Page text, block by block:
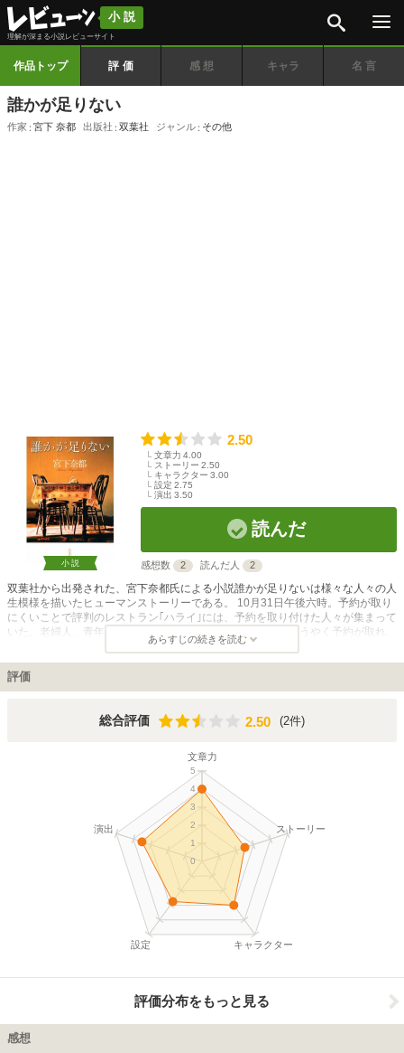
小説
理解が深まる小説レビューサイト
作品トップ 評価 感想 キャラ 名言
誰かが足りない
作家 宮下 奈都 出版社 双葉社 ジャンル その他
小説
2.50
文章力 4.00
ストーリー 2.50
キャラクター 3.00
設定 2.75
演出 3.50
読んだ
感想数 2 読んだ人 2
双葉社から出発された、宮下奈都氏による小説誰かが足りないは様々な人々の人
生模様を描いたヒューマンストーリーである。 10月31日午後六時。予約が取り
にくいことで評判のレストラン｢ハライ｣には、予約を取り付けた人々が集まって
いた。老婦人、青年、女性。人の数だけ人生模様があり、ようやく予約が取れ、
それぞれの悩みや思いを胸に席に着いている。 ビデオを撮っていない部屋の外
に出ることが出来ない、引きこもり気味の青年。人の失敗の匂いを感じることが
出来、その力に悩む女性。認知症の症状が出てきている老婦人。それぞれが心に
闇を抱えており、目の前の問題に逃れることも出来ず必死に向かい合う者、向か
での食事を描いている。 宮下奈都氏は本作にて2012年、本屋大賞にノミネート
あらすじの続きを読む
評価
総合評価 2.50
2.50 (2件)
文章力
ストーリー
キャラクター
設定
演出
0
1
2
3
4
5
評価分布をもっと見る
感想